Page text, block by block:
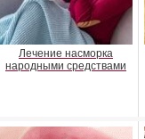
Лечение насморка
народными средствами